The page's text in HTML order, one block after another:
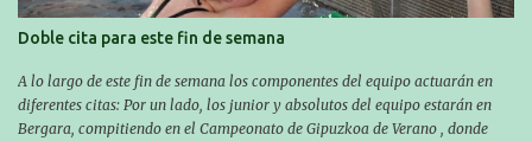
Doble cita para este fin de semana
A lo largo de este fin de semana los componentes del equipo actuarán en
diferentes citas: Por un lado, los junior y absolutos del equipo estarán en
Bergara, compitiendo en el Campeonato de Gipuzkoa de Verano , donde